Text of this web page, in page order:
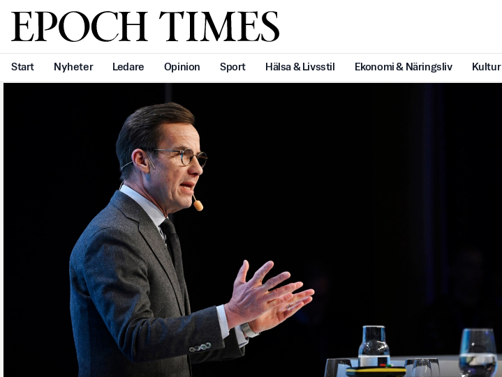
Svenska Epoch Times
Start Nyheter Ledare Opinion Sport Hälsa & Livsstil Ekonomi & Näringsliv Kultur